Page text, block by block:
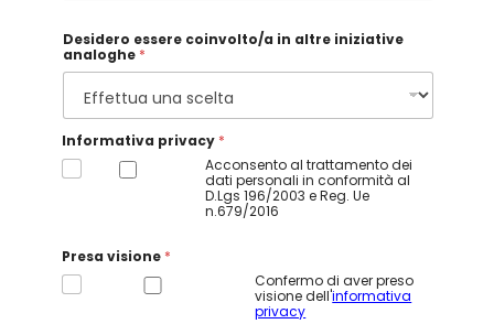
Desidero essere coinvolto/a in altre iniziative
analoghe *
Informativa privacy *
Acconsento al trattamento dei
dati personali in conformità al
D.Lgs 196/2003 e Reg. Ue
n.679/2016
n
C
o
Presa visione *
Confermo di aver preso
visione dell'informativa
privacy